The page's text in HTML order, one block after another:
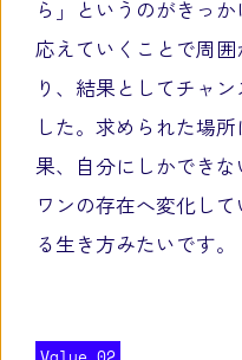
ら」というのがきっ
応えていくことで周
り、結果としてチャ
した。求められた場
果、自分にしかでき
ワンの存在へ変化し
る生き方みたいです。